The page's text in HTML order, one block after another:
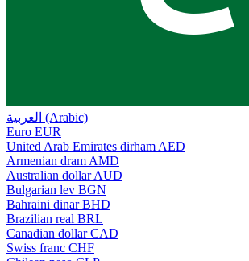
العربية (Arabic)
Euro EUR
United Arab Emirates dirham AED
Armenian dram AMD
Australian dollar AUD
Bulgarian lev BGN
Bahraini dinar BHD
Brazilian real BRL
Canadian dollar CAD
Swiss franc CHF